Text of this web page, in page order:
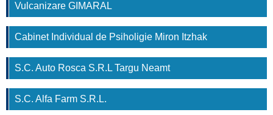
Vulcanizare GIMARAL
Cabinet Individual de Psiholigie Miron Itzhak
S.C. Auto Rosca S.R.L Targu Neamt
S.C. Alfa Farm S.R.L.